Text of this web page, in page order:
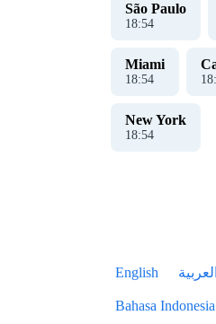
São Paulo
18:55
Miami
18:55 18:
New York
18:55
English العربية
Bahasa Indonesia